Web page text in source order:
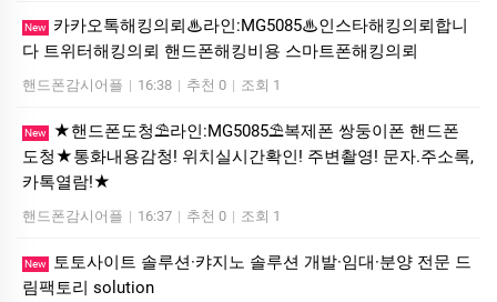
New
카카오톡해킹의뢰♨라인:MG5085♨인스타해킹의뢰합니
다 트위터해킹의뢰 핸드폰해킹비용 스마트폰해킹의뢰
핸드폰감시어플 | 16:38 | 추천 0 | 조회 1
New
★핸드폰도청⛱️라인:MG5085⛱️복제폰 쌍둥이폰 핸드폰
도청★통화내용감청! 위치실시간확인! 주변촬영! 문자.주소록,
카톡열람!★
핸드폰감시어플 | 16:37 | 추천 0 | 조회 1
New
토­토사이트 솔루션·캬지노 솔루션 개발·임대·분양 전문 드
림팩토리 solution